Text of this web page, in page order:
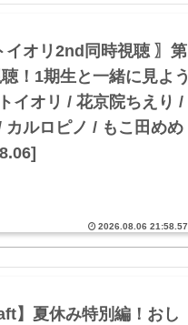
イオリ2nd同時視聴 〗第
！1期生と一緒に見よう
イオリ / 花京院ちえり /
カルロピノ / もこ田めめ
2026.08.06 21:58.57
】夏休み特別編！おし